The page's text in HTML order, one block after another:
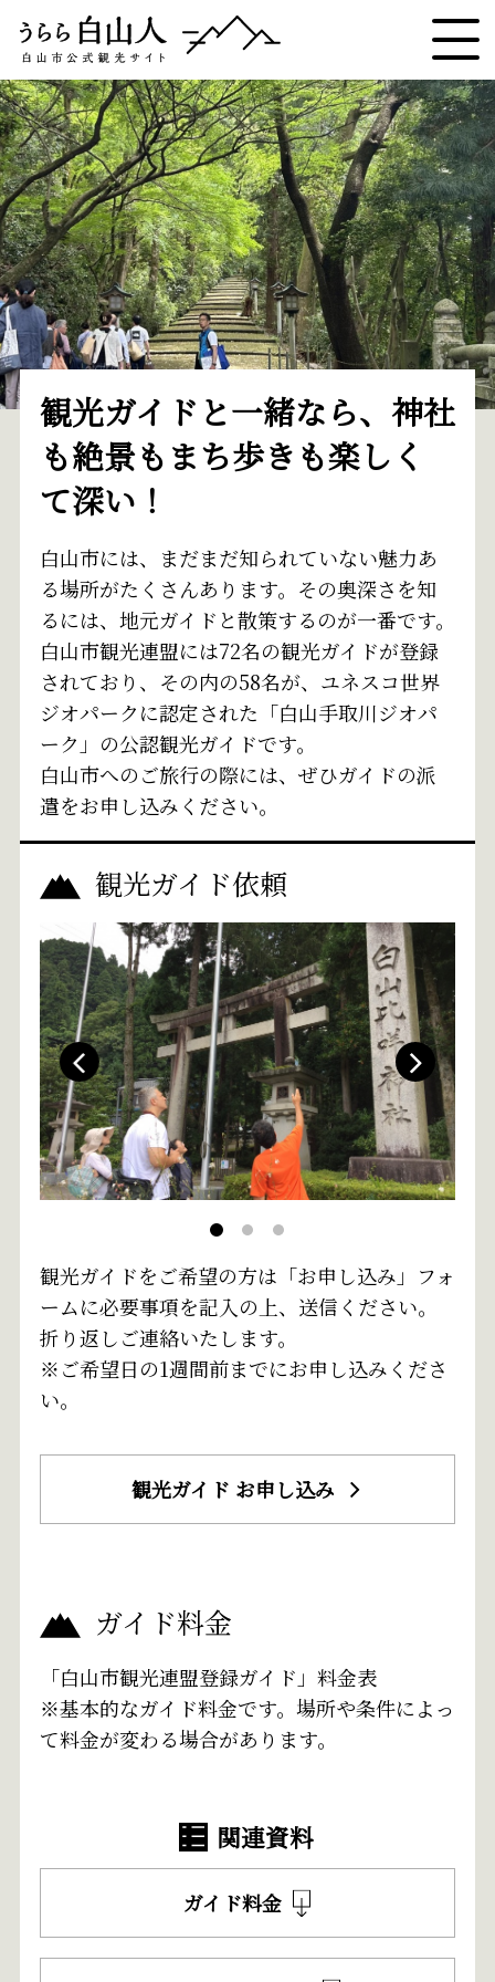
観光ガイドと一緒なら、神社
も絶景もまち歩きも楽しく
て深い！
白山市には、まだまだ知られていない魅力あ
る場所がたくさんあります。その奥深さを知
るには、地元ガイドと散策するのが一番です。
白山市観光連盟には72名の観光ガイドが登録
されており、その内の58名が、ユネスコ世界
ジオパークに認定された「白山手取川ジオパ
ーク」の公認観光ガイドです。
白山市へのご旅行の際には、ぜひガイドの派
遣をお申し込みください。
観光ガイド依頼
観光ガイドをご希望の方は「お申し込み」フォ
ームに必要事項を記入の上、送信ください。
折り返しご連絡いたします。
※ご希望日の1週間前までにお申し込みくださ
い。
観光ガイド お申し込み
ガイド料金
「白山市観光連盟登録ガイド」料金表
※基本的なガイド料金です。場所や条件によっ
て料金が変わる場合があります。
関連資料
ガイド料金